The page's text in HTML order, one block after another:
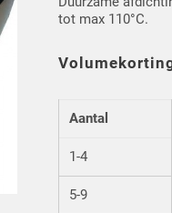
tot max 110°C.
Aantal
1-4
5-9